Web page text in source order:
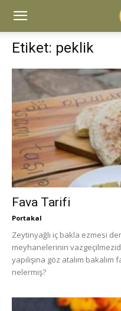
Etiket: peklik
Fava Tarifi
Portakal
Zeytinyağlı iç bakla ezmesi
meyhanelerinin
yapılışına göz atalım bakalım
nelermiş?